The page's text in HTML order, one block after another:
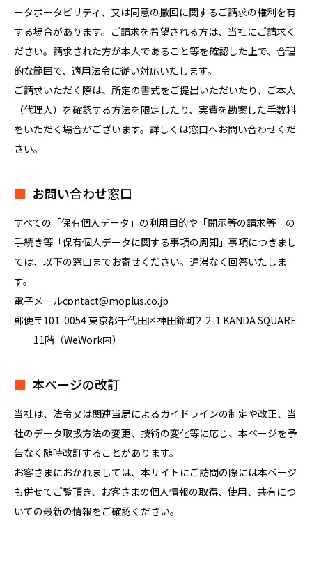
ータポータビリティ、又は同意の撤回に関するご請求の権利を有
する場合があります。ご請求を希望される方は、当社にご請求く
ださい。請求された方が本人であること等を確認した上で、合理
的な範囲で、適用法令に従い対応いたします。
ご請求いただく際は、所定の書式をご提出いただいたり、ご本人
（代理人）を確認する方法を限定したり、実費を勘案した手数料
をいただく場合がございます。詳しくは窓口へお問い合わせくだ
さい。
お問い合わせ窓口
すべての「保有個人データ」の利用目的や「開示等の請求等」の
手続き等「保有個人データに関する事項の周知」事項につきまし
ては、以下の窓口までお寄せください。遅滞なく回答いたしま
す。
電子メールcontact@moplus.co.jp
郵便〒101-0054 東京都千代田区神田錦町2-2-1 KANDA SQUARE
11階（WeWork内）
本ページの改訂
当社は、法令又は関連当局によるガイドラインの制定や改正、当
社のデータ取扱方法の変更、技術の変化等に応じ、本ページを予
告なく随時改訂することがあります。
お客さまにおかれましては、本サイトにご訪問の際には本ページ
も併せてご覧頂き、お客さまの個人情報の取得、使用、共有につ
いての最新の情報をご確認ください。